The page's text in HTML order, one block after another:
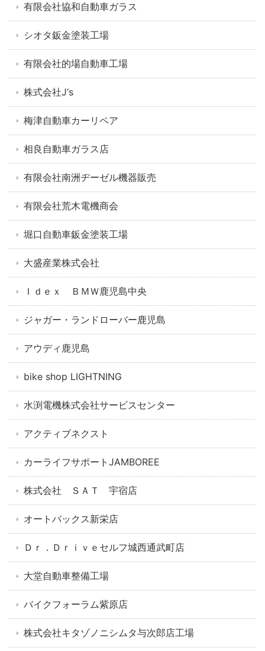
有限会社協和自動車ガラス
シオタ鈑金塗装工場
有限会社的場自動車工場
株式会社J‘s
梅津自動車カーリペア
相良自動車ガラス店
有限会社南洲ヂーゼル機器販売
有限会社荒木電機商会
堀口自動車鈑金塗装工場
大盛産業株式会社
Ｉｄｅｘ ＢＭＷ鹿児島中央
ジャガー・ランドローバー鹿児島
アウディ鹿児島
bike shop LIGHTNING
水渕電機株式会社サービスセンター
アクティブネクスト
カーライフサポートJAMBOREE
株式会社 ＳＡＴ 宇宿店
オートバックス新栄店
Ｄｒ．Ｄｒｉｖｅセルフ城西通武町店
大堂自動車整備工場
バイクフォーラム紫原店
株式会社キタゾノニシムタ与次郎店工場